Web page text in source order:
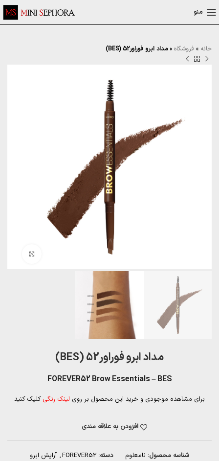
منو
خانه » فروشگاه »مداد ابرو فوراور52 (BES)
مداد ابرو فوراور52 (BES)
FOREVER52 Brow Essentials – BES
برای مشاهده موجودی و خرید این محصول بر روی لینک رنگی کلیک کنید
افزودن به علاقه مندی
شناسه محصول: نامعلوم دسته: FOREVER52
, آرایش ابرو